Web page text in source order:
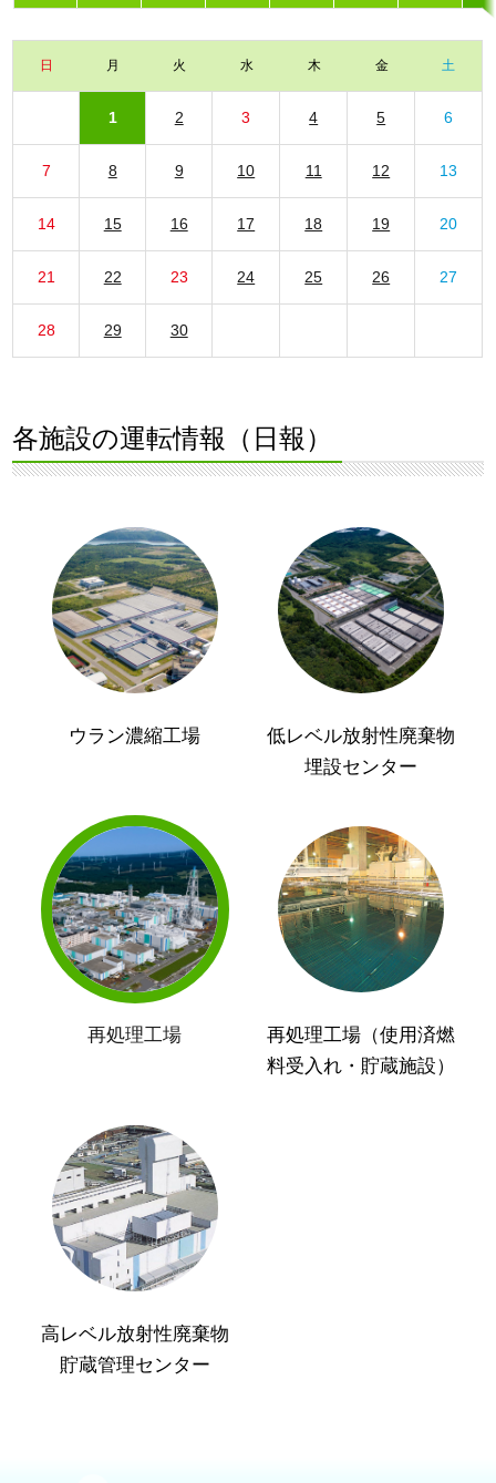
日 月 火 水 木 金 土
1 2 3 4 5 6
7 8 9 10 11 12 13
14 15 16 17 18 19 20
21 22 23 24 25 26 27
28 29 30
各施設の運転情報（日報）
ウラン濃縮工場
低レベル放射性廃棄物
埋設センター
再処理工場
再処理工場（使用済燃
料受入れ・貯蔵施設）
高レベル放射性廃棄物
貯蔵管理センター